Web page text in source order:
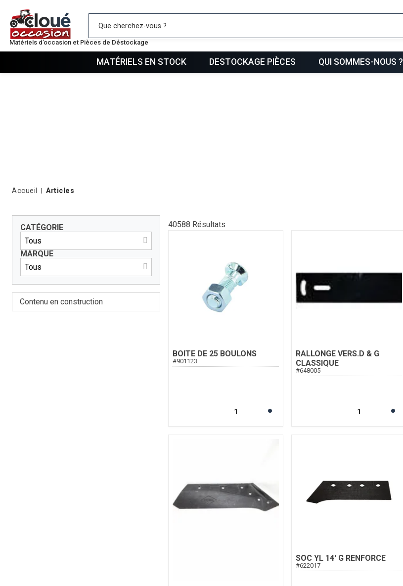
Matériels d’occasion et Pièces de Déstockage
Mes favoris
MATÉRIELS EN STOCK DESTOCKAGE PIÈCES QUI SOMMES-NOUS ?
Accueil Articles
Contenu en construction
CATÉGORIE
MARQUE
40588 Résultats
BOITE DE 25 BOULONS
#901123
RALLONGE VERS.D & G
CLASSIQUE
#648005
SOC YL 14' G RENFORCE
#622017